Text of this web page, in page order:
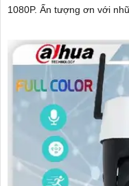
1080P. Ấn tượng ơn